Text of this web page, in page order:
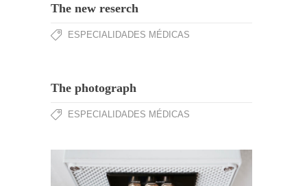
The new reserch
ESPECIALIDADES MÉDICAS
The photograph
ESPECIALIDADES MÉDICAS